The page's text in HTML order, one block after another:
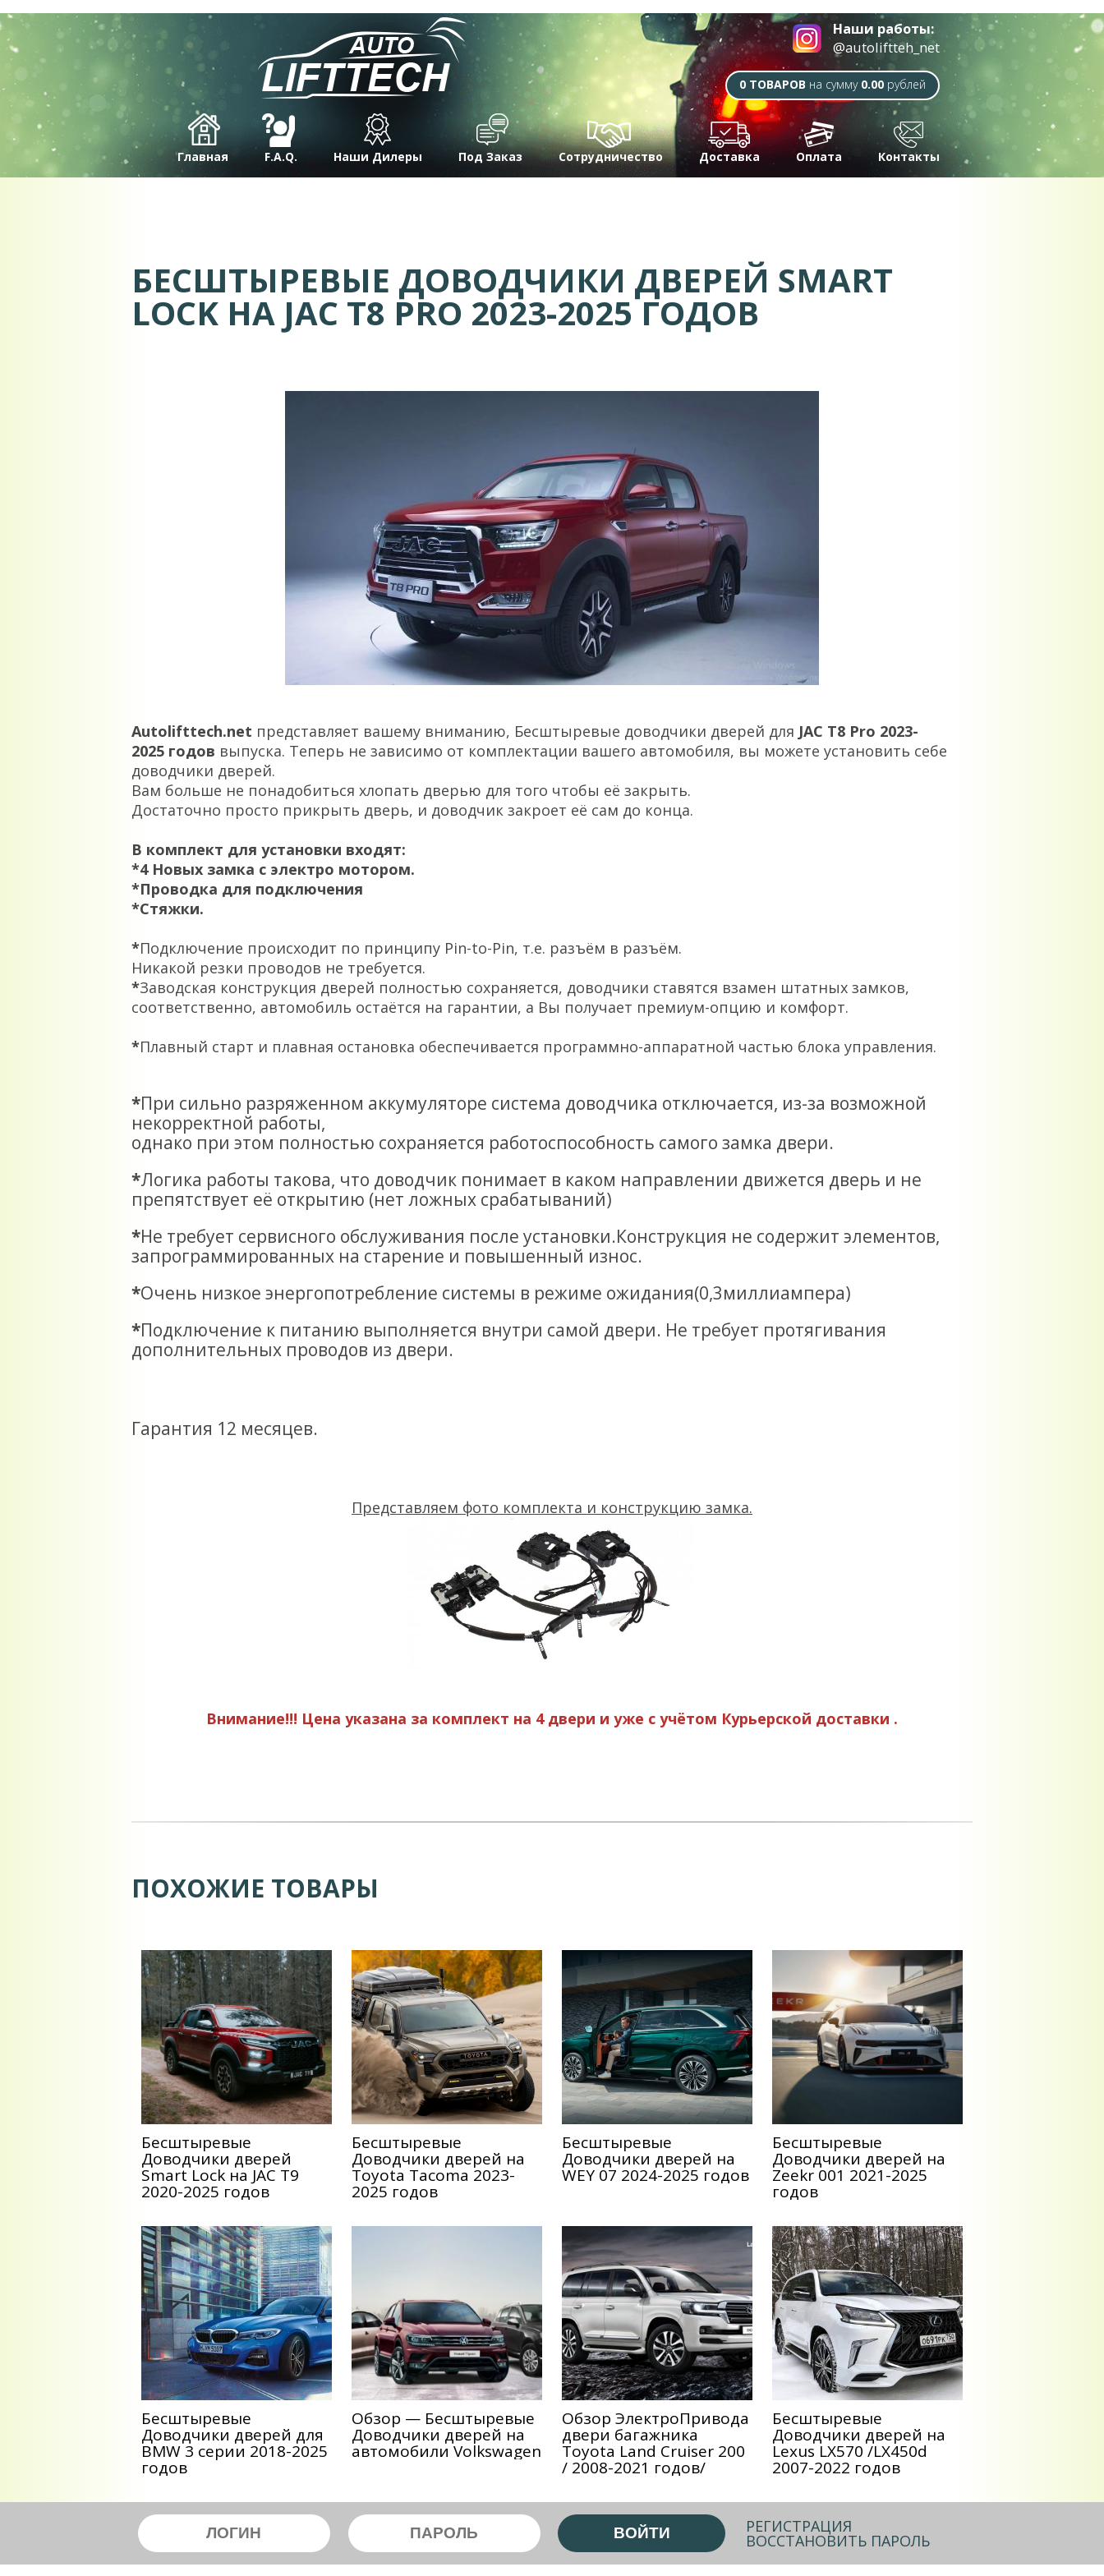
Наши работы:
@autoliftteh_net
0 ТОВАРОВ на сумму 0.00 рублей
Главная F.A.Q. Наши Дилеры Под Заказ Сотрудничество Доставка Оплата Контакты
БЕCШТЫРЕВЫЕ ДОВОДЧИКИ ДВЕРЕЙ SMART
LOCK НА JAC T8 PRO 2023-2025 ГОДОВ
Autolifttech.net представляет вашему вниманию, Бесштыревые доводчики дверей для JAC T8 Pro 2023-
2025 годов выпуска. Теперь не зависимо от комплектации вашего автомобиля, вы можете установить себе
доводчики дверей.
Вам больше не понадобиться хлопать дверью для того чтобы её закрыть.
Достаточно просто прикрыть дверь, и доводчик закроет её сам до конца.
В комплект для установки входят:
*4 Новых замка с электро мотором.
*Проводка для подключения
*Стяжки.
*Подключение происходит по принципу Pin-to-Pin, т.е. разъём в разъём.
Никакой резки проводов не требуется.
*Заводская конструкция дверей полностью сохраняется, доводчики ставятся взамен штатных замков,
соответственно, автомобиль остаётся на гарантии, а Вы получает премиум-опцию и комфорт.
*Плавный старт и плавная остановка обеспечивается программно-аппаратной частью блока управления.
*При сильно разряженном аккумуляторе система доводчика отключается, из-за возможной
некорректной работы,
однако при этом полностью сохраняется работоспособность самого замка двери.
*Логика работы такова, что доводчик понимает в каком направлении движется дверь и не
препятствует её открытию (нет ложных срабатываний)
*Не требует сервисного обслуживания после установки.Конструкция не содержит элементов,
запрограммированных на старение и повышенный износ.
*Очень низкое энергопотребление системы в режиме ожидания(0,3миллиампера)
*Подключение к питанию выполняется внутри самой двери. Не требует протягивания
дополнительных проводов из двери.
Гарантия 12 месяцев.
Представляем фото комплекта и конструкцию замка.
Внимание!!! Цена указана за комплект на 4 двери и уже с учётом Курьерской доставки .
ПОХОЖИЕ ТОВАРЫ
Беcштыревые
Доводчики дверей
Smart Lock на JAC T9
2020-2025 годов
Беcштыревые
Доводчики дверей на
Toyota Tacoma 2023-
2025 годов
Беcштыревые
Доводчики дверей на
WEY 07 2024-2025 годов
Беcштыревые
Доводчики дверей на
Zeekr 001 2021-2025
годов
Беcштыревые
Доводчики дверей для
BMW 3 серии 2018-2025
годов
Обзор — Беcштыревые
Доводчики дверей на
автомобили Volkswagen
Обзор ЭлектроПривода
двери багажника
Toyota Land Cruiser 200
/ 2008-2021 годов/
Беcштыревые
Доводчики дверей на
Lexus LX570 /LX450d
2007-2022 годов
РЕГИСТРАЦИЯ
ВОССТАНОВИТЬ ПАРОЛЬ